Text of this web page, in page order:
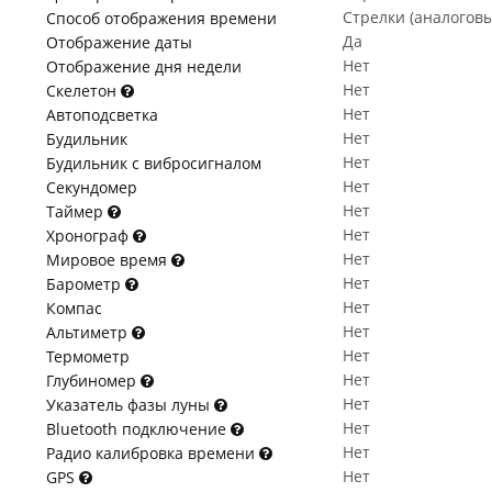
Способ отображения времени
Стрелки
Отображение даты
Да
Отображение дня недели
Нет
Скелетон
Нет
Автоподсветка
Нет
Будильник
Нет
Будильник с вибросигналом
Нет
Секундомер
Нет
Таймер
Нет
Хронограф
Нет
Мировое время
Нет
Барометр
Нет
Компас
Нет
Альтиметр
Нет
Термометр
Нет
Глубиномер
Нет
Указатель фазы луны
Нет
Bluetooth подключение
Нет
Радио калибровка времени
Нет
GPS
Нет